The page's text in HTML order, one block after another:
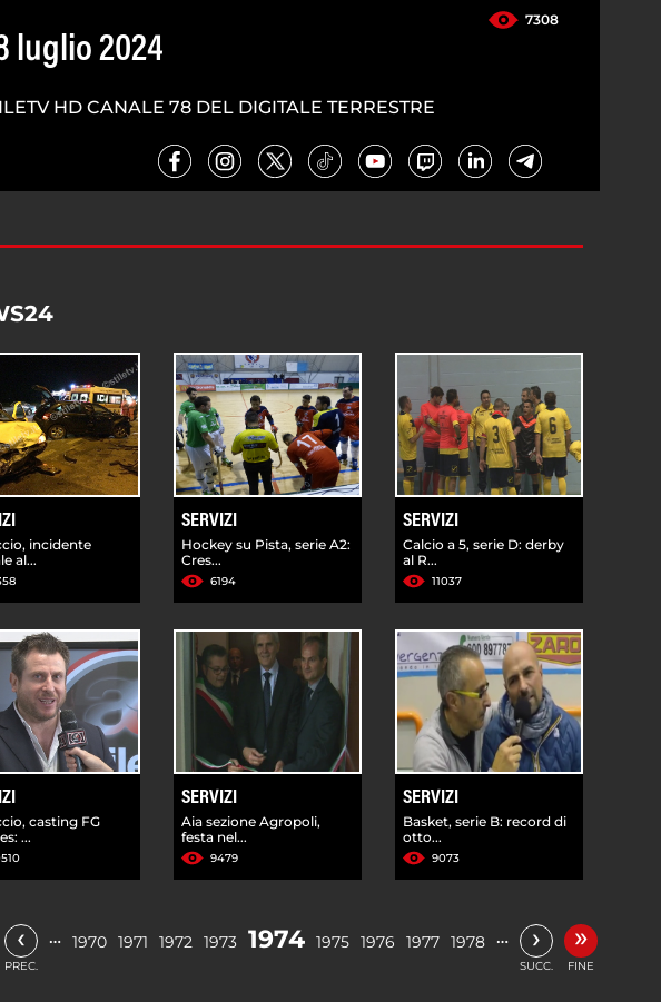
7308
luglio 2024
HD CANALE 78 DEL DIGITALE TERRESTRE
incidente
al...
SERVIZI
Hockey su Pista, serie A2:
Cres...
6194
SERVIZI
Calcio a 5, serie D: derby
al R...
11037
casting FG
...
SERVIZI
Aia sezione Agropoli,
festa nel...
9479
SERVIZI
Basket, serie B: record di
otto...
9073
‹
PREC.
… 1970 1971 1972 1973 1974 1975 1976 1977 1978 … ›
SUCC.
»
FINE